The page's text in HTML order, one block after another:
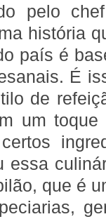
pelo
história
país é
É
de
um
essa
que é